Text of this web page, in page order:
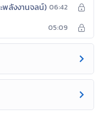
ลังงานจลน์) 06:42
05:09